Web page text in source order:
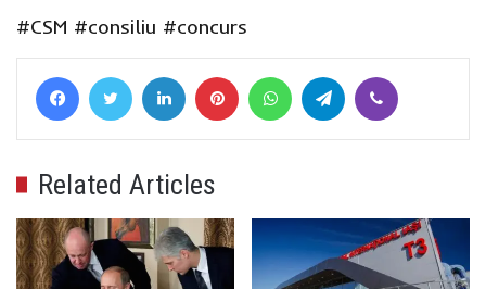
#CSM #consiliu #concurs
FacebookTwitter LinkedIn Pinterest WhatsAppTelegram
Related Articles